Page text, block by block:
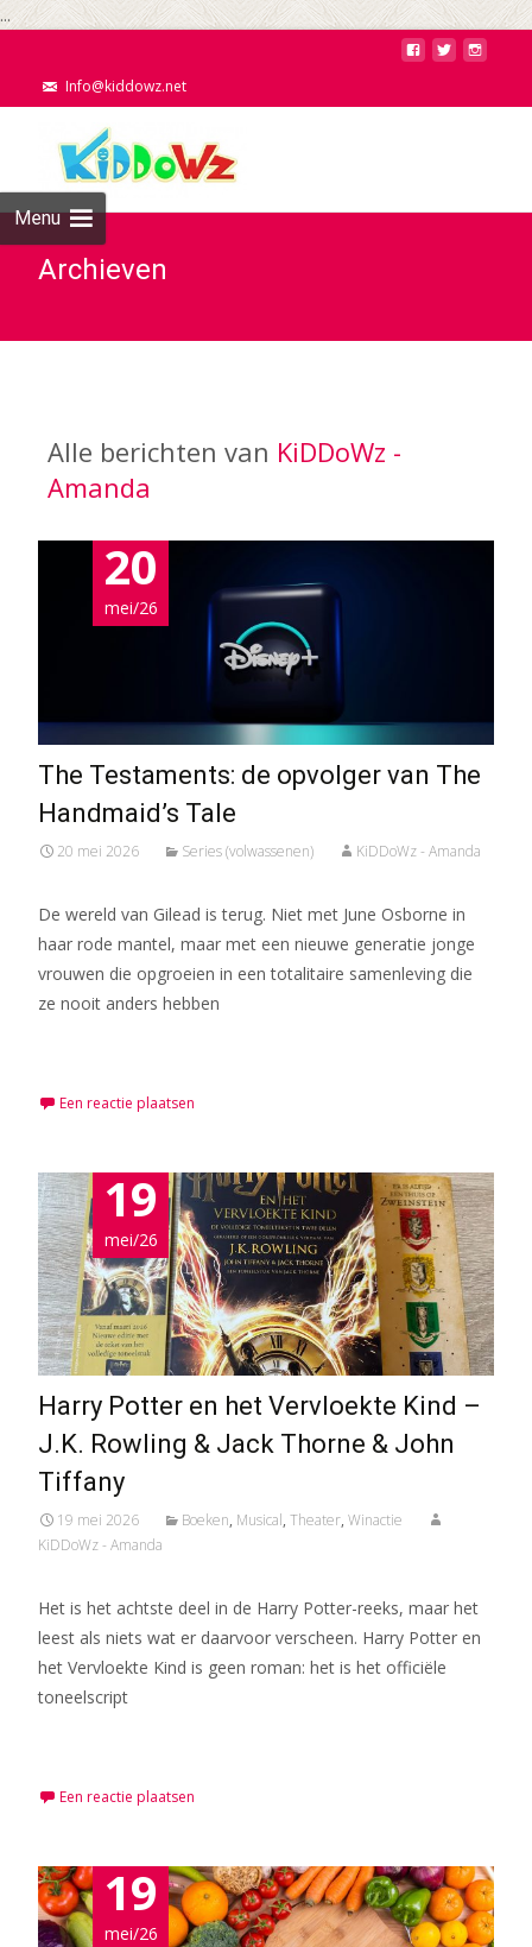
...
Info@kiddowz.net
Menu
Archieven
Alle berichten van KiDDoWz -
Amanda
20
mei/26
The Testaments: de opvolger van The
Handmaid’s Tale
20 mei 2026 Series (volwassenen) KiDDoWz - Amanda
De wereld van Gilead is terug. Niet met June Osborne in
haar rode mantel, maar met een nieuwe generatie jonge
vrouwen die opgroeien in een totalitaire samenleving die
ze nooit anders hebben
Een reactie plaatsen
19
mei/26
Harry Potter en het Vervloekte Kind –
J.K. Rowling & Jack Thorne & John
Tiffany
19 mei 2026 Boeken, Musical, Theater, Winactie
KiDDoWz - Amanda
Het is het achtste deel in de Harry Potter-reeks, maar het
leest als niets wat er daarvoor verscheen. Harry Potter en
het Vervloekte Kind is geen roman: het is het officiële
toneelscript
Een reactie plaatsen
19
mei/26